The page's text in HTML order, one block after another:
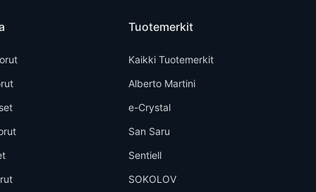
Tuotemerkit
Kaikki Tuotemerkit
Alberto Martini
e-Crystal
San Saru
Sentiell
SOKOLOV